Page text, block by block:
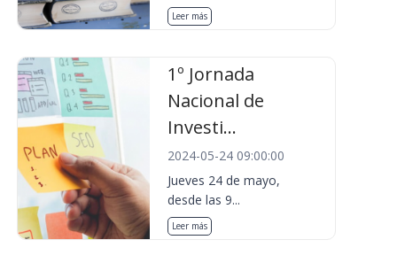
Leer más
1º Jornada
Nacional de
Investi...
2024-05-24 09:00:00
Jueves 24 de mayo,
desde las 9...
Leer más